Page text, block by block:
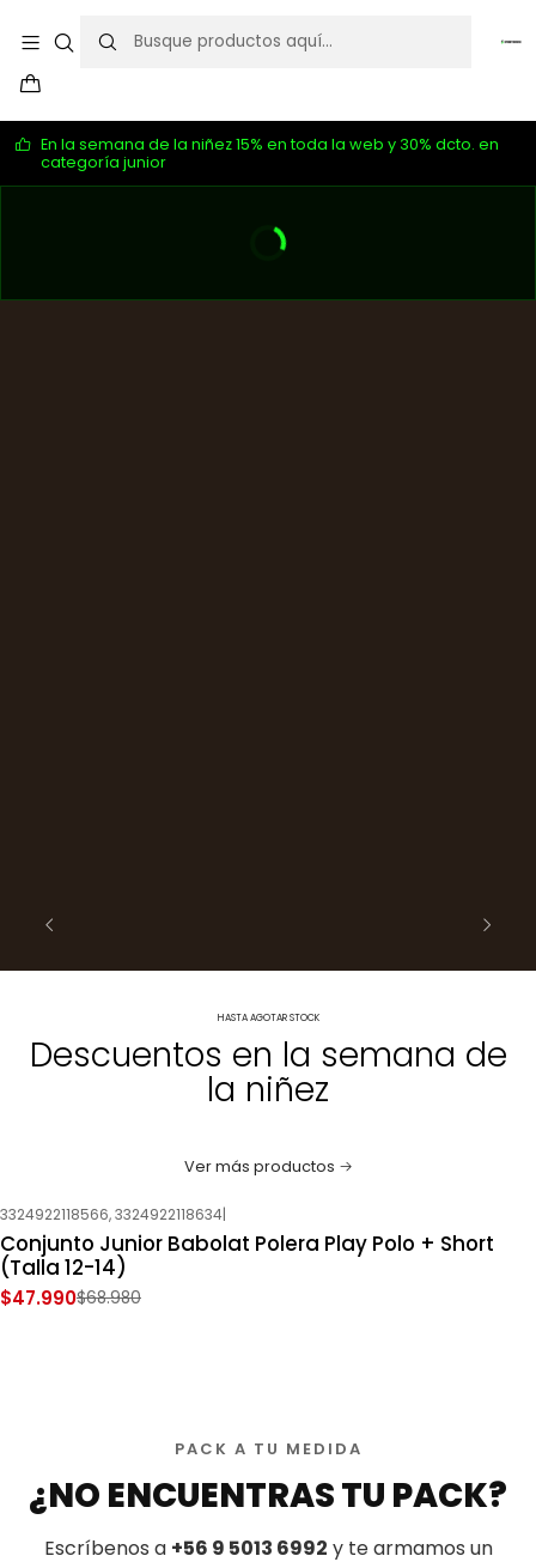
En la semana de la niñez 15% en toda la web y 30% dcto. en
categoría junior
HASTA AGOTAR STOCK
Descuentos en la semana de
la niñez
Ver más productos
-30%OFF
Nuevo
3324922118566, 3324922118634|
Conjunto Junior Babolat Polera Play Polo + Short
(Talla 12-14)
$47.990$68.980
PACK A TU MEDIDA
¿NO ENCUENTRAS TU PACK?
Escríbenos a +56 9 5013 6992 y te armamos un